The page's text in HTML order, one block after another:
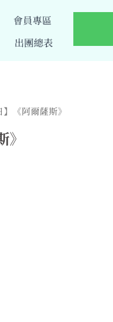
會員專區
出團總表
《阿爾薩斯》